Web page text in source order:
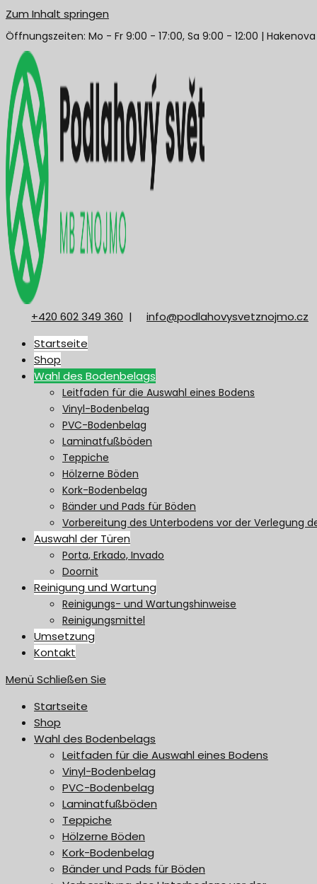
Zum Inhalt springen
Öffnungszeiten: Mo - Fr 9:00 - 17:00, Sa 9:00 - 12:00 |
+420 602 349 360 |
info@podlahovysvetznojmo.cz
Startseite
Shop
Wahl des Bodenbelags
Leitfaden für die Auswahl eines Bodens
Vinyl-Bodenbelag
PVC-Bodenbelag
Laminatfußböden
Teppiche
Hölzerne Böden
Kork-Bodenbelag
Bänder und Pads für Böden
Vorbereitung des Unterbodens vor der Verlegung
Auswahl der Türen
Porta, Erkado, Invado
Doornit
Reinigung und Wartung
Reinigungs- und Wartungshinweise
Reinigungsmittel
Umsetzung
Kontakt
Menü Schließen Sie
Startseite
Shop
Wahl des Bodenbelags
Leitfaden für die Auswahl eines Bodens
Vinyl-Bodenbelag
PVC-Bodenbelag
Laminatfußböden
Teppiche
Hölzerne Böden
Kork-Bodenbelag
Bänder und Pads für Böden